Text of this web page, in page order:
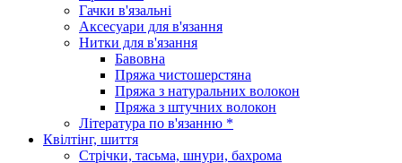
Гачки в'язальні
Аксесуари для в'язання
Нитки для в'язання
Бавовна
Пряжа чистошерстяна
Пряжа з натуральних волокон
Пряжа з штучних волокон
Література по в'язанню *
Квілтінг, шиття
Стрічки, тасьма, шнури, бахрома